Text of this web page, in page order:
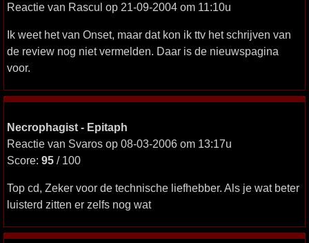
Reactie van Rascul op 21-09-2004 om 11:10u
Ik weet het van Onset, maar dat kon ik ttv het schrijven van
de review nog niet vermelden. Daar is de nieuwspagina
voor.
Necrophagist - Epitaph
Reactie van Svaros op 08-03-2006 om 13:17u
Score: 95 / 100
Top cd, Zeker voor de technische liefhebber. Als je wat beter
luisterd zitten er zelfs nog wat